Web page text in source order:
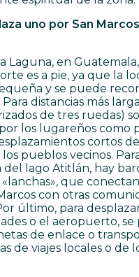
uno por San
Laguna, en
es a pie, ya que la
y se puede
distancias más
de tres ruedas)
los lugareños como
cortos
los pueblos vecinos.
del lago Atitlán, hay
que
con otras
último, para
o el aeropuerto,
de enlace o
de viajes locales o de